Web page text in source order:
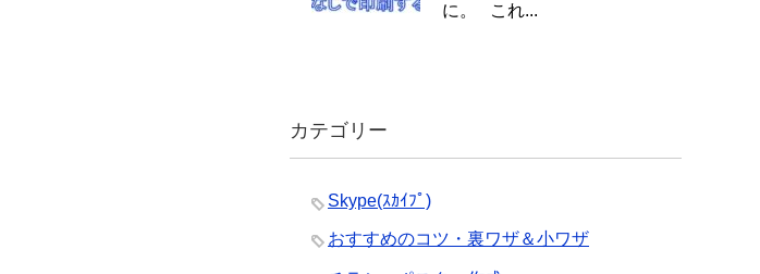
に。 これ...
カテゴリー
Skype(ｽｶｲﾌﾟ)
おすすめのコツ・裏ワザ＆小ワザ